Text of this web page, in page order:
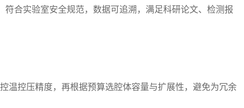
合实验室安全规范，数据可追溯，满足科研论文、检测报
温控压精度，再根据预算选腔体容量与扩展性，避免为冗余